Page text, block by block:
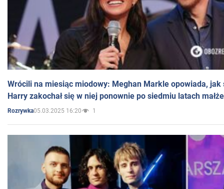
Wrócili na miesiąc miodowy: Meghan Markle opowiada, jak
Harry zakochał się w niej ponownie po siedmiu latach
Rozrywka05.03.2025 16:20 1